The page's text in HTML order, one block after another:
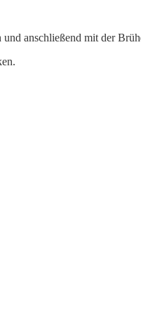
anschließend mit der